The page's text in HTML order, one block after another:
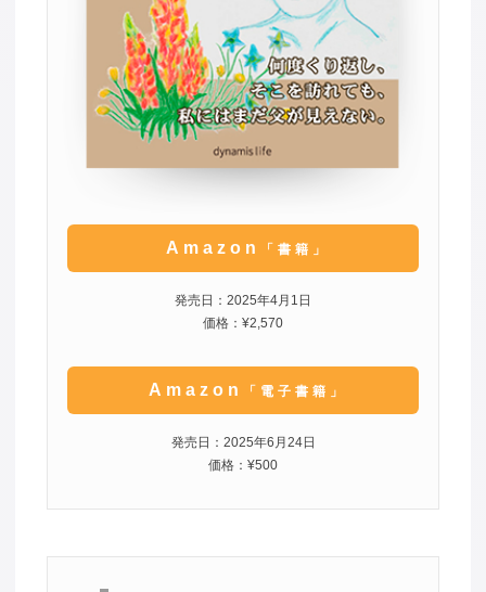
Amazon 「書籍」
発売日：2025年4月1日
価格：¥2,570
Amazon 「電子書籍」
発売日：2025年6月24日
価格：¥500